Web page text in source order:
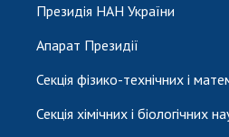
Президія НАН України
Апарат Президії
Секція фізико-технічних і
Секція хімічних і біологічних